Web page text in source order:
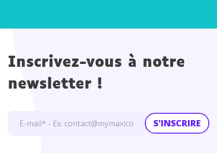
Inscrivez-vous à notre
newsletter !
S'INSCRIRE